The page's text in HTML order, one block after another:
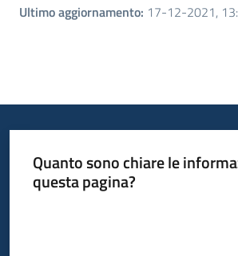
Ultimo aggiornamento: 17-12-2021,
Quanto sono chiare le
questa pagina?